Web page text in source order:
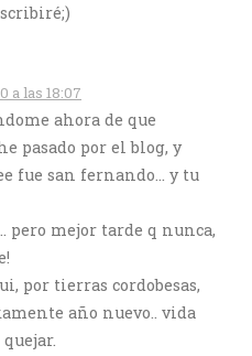
a las 18:07
ahora de que
pasado por el blog, y
fue san fernando… y tu
pero mejor tarde q nunca,
por tierras cordobesas,
año nuevo.. vida